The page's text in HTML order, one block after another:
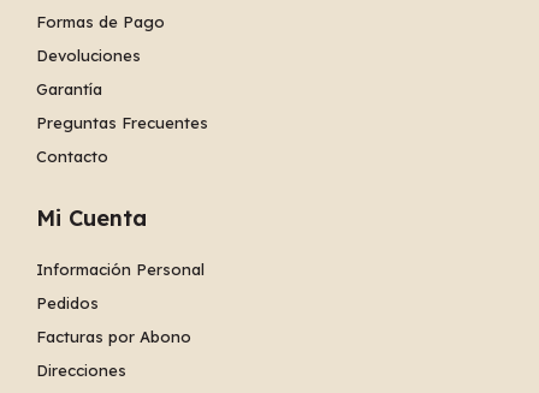
Formas de Pago
Devoluciones
Garantía
Preguntas Frecuentes
Contacto
Mi Cuenta
Información Personal
Pedidos
Facturas por Abono
Direcciones